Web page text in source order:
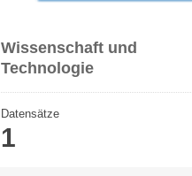
Wissenschaft und
Technologie
Datensätze
1